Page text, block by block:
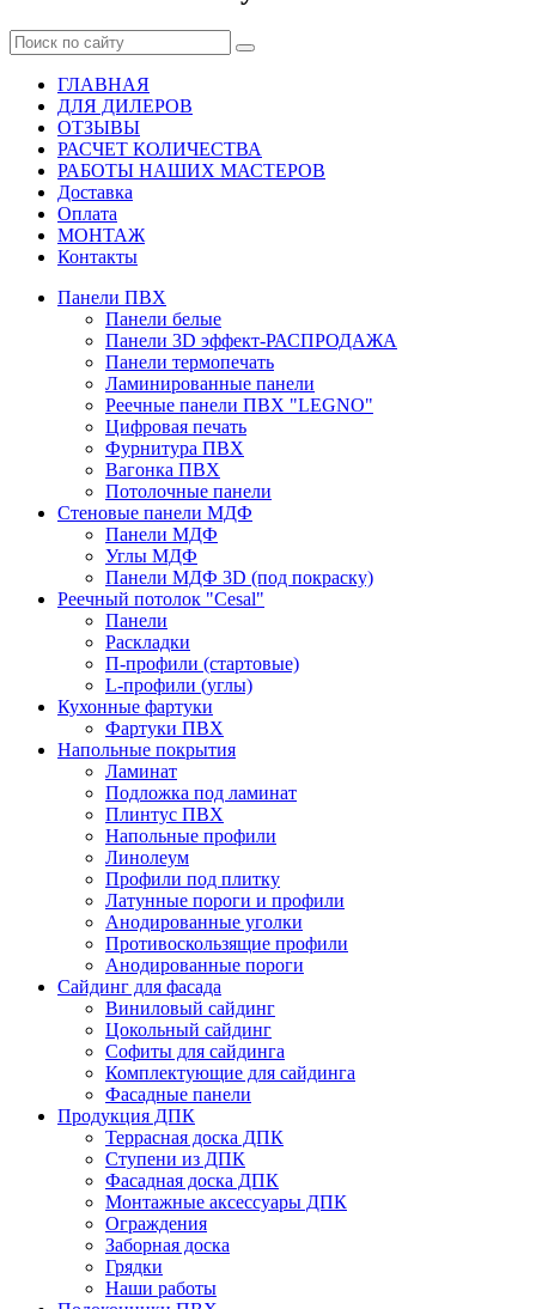
ГЛАВНАЯ
ДЛЯ ДИЛЕРОВ
ОТЗЫВЫ
РАСЧЕТ КОЛИЧЕСТВА
РАБОТЫ НАШИХ МАСТЕРОВ
Доставка
Оплата
МОНТАЖ
Контакты
Панели ПВХ
Панели белые
Панели 3D эффект-РАСПРОДАЖА
Панели термопечать
Ламинированные панели
Реечные панели ПВХ "LEGNO"
Цифровая печать
Фурнитура ПВХ
Вагонка ПВХ
Потолочные панели
Стеновые панели МДФ
Панели МДФ
Углы МДФ
Панели МДФ 3D (под покраску)
Реечный потолок "Cesal"
Панели
Раскладки
П-профили (стартовые)
L-профили (углы)
Кухонные фартуки
Фартуки ПВХ
Напольные покрытия
Ламинат
Подложка под ламинат
Плинтус ПВХ
Напольные профили
Линолеум
Профили под плитку
Латунные пороги и профили
Анодированные уголки
Противоскользящие профили
Анодированные пороги
Сайдинг для фасада
Виниловый сайдинг
Цокольный сайдинг
Софиты для сайдинга
Комплектующие для сайдинга
Фасадные панели
Продукция ДПК
Террасная доска ДПК
Ступени из ДПК
Фасадная доска ДПК
Монтажные аксессуары ДПК
Ограждения
Заборная доска
Грядки
Наши работы